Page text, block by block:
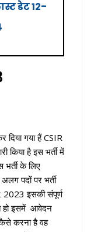
डेट 12-
दिया गया हैं CSIR
किया है इस भर्ती में
भर्ती के लिए
पदों पर भर्ती
2023 इसकी संपूर्ण
हो इसमें आवेदन
करना है वह